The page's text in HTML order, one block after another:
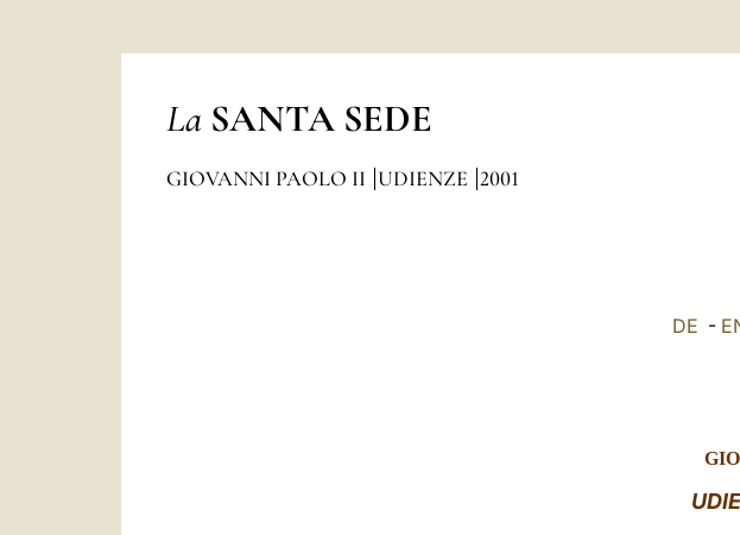
La SANTA SEDE
GIOVANNI PAOLO II UDIENZE 2001
DE -